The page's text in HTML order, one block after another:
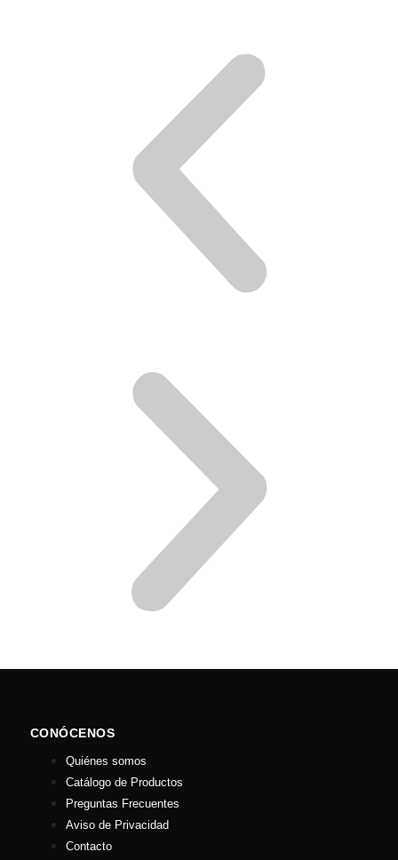
CONÓCENOS
Quiénes somos
Catálogo de Productos
Preguntas Frecuentes
Aviso de Privacidad
Contacto